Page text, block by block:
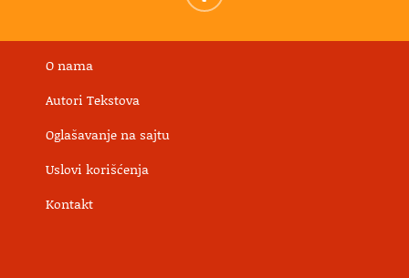
O nama
Autori Tekstova
Oglašavanje na sajtu
Uslovi korišćenja
Kontakt